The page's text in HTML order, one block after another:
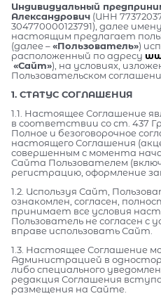
Индивидуальный
Александрович (ИНН
304770000123791), далее
настоящим предлагает
(далее –«Пользователь»)
расположенный по адресу
«Сайт»), на условиях,
Пользовательском
1. СТАТУС СОГЛАШЕНИЯ
1.1. Настоящее Соглашение
в соответствии со ст. 437
Полное и безоговорочное
настоящего Соглашения
совершенным с момента
Сайта Пользователем
регистрацию, оформление
1.2. Используя Сайт,
ознакомлен, согласен,
принимает все условия
Пользователь не согласен с
вправе использовать Сайт.
1.3. Настоящее Соглашение
Администрацией в
либо специального
редакция Соглашения
размещения на Сайте.